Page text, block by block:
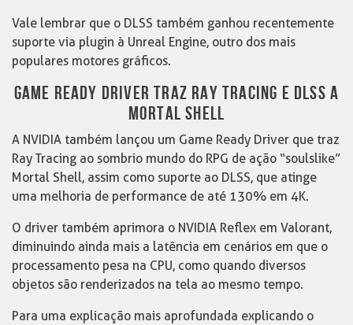
Vale lembrar que o DLSS também ganhou recentemente
suporte via plugin à Unreal Engine, outro dos mais
populares motores gráficos.
GAME READY DRIVER TRAZ RAY TRACING E DLSS A
MORTAL SHELL
A NVIDIA também lançou um Game Ready Driver que traz
Ray Tracing ao sombrio mundo do RPG de ação “soulslike”
Mortal Shell, assim como suporte ao DLSS, que atinge
uma melhoria de performance de até 130% em 4K.
O driver também aprimora o NVIDIA Reflex em Valorant,
diminuindo ainda mais a latência em cenários em que o
processamento pesa na CPU, como quando diversos
objetos são renderizados na tela ao mesmo tempo.
Para uma explicação mais aprofundada explicando o